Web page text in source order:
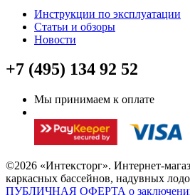
Инструкции по эксплуатации
Статьи и обзоры
Новости
+7 (495) 134 92 52
Мы принимаем к оплате
©2026 «Интексторг». Интернет-
каркасных бассейнов, надувных
ПУБЛИЧНАЯ ОФЕРТА о заключении